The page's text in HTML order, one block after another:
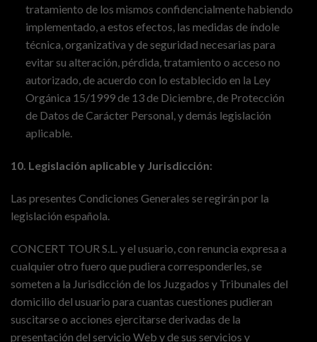
tratamiento de los mismos confidencialmente habiendo
implementado, a estos efectos, las medidas de índole
técnica, organizativa y de seguridad necesarias para
evitar su alteración, pérdida, tratamiento o acceso no
autorizado, de acuerdo con lo establecido en la Ley
Orgánica 15/1999 de 13 de Diciembre, de Protección
de Datos de Carácter Personal, y demás legislación
aplicable.
10. Legislación aplicable y Jurisdicción:
Las presentes Condiciones Generales se regirán por la
legislación española.
CONCERT TOUR S.L. y el usuario, con renuncia expresa a
cualquier otro fuero que pudiera corresponderles, se
someten a la Jurisdicción de los Juzgados y Tribunales del
domicilio del usuario para cuantas cuestiones pudieran
suscitarse o acciones ejercitarse derivadas de la
presentación del servicio Web y de sus servicios y